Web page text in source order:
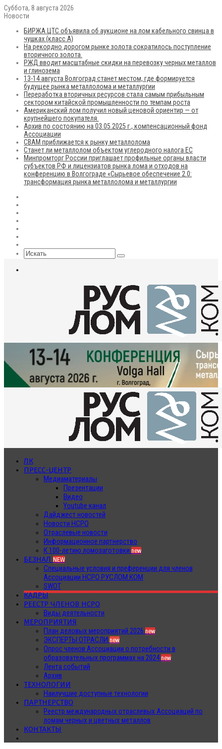
Суббота, 8 августа 2026
Новости
БИРЖА ЦТС объявила об аукционе на лом кабельного свинца в
чушках (класс А)
На рекордно дорогом рынке золота сократилось поступление
вторичного золота.
РЖД вводит масштабные скидки на перевозку черных металлов
и глинозема
13-14 августа Волгоград станет местом, где формируется
будущее рынка металлолома и металлургии
Переработка вторичных ресурсов стала самым прибыльным
сектором китайской промышленности по темпам роста
Американский лом получил новый ценовой ориентир — от
крупнейшего покупателя.
Архив по состоянию на 03.05.2025 г., компенсационный фонд
Ассоциации
CBAM приближается к рынку металлолома
Станет ли металлолом объектом углеродного налога ЕС
Минпромторг России приглашает профильные органы власти
субъектов РФ и лицензиатов рынка лома и отходов на
конференцию в Волгограде «Сырьевое обеспечение 2.0:
трансформация рынка металлолома и металлургии
Искать
ЛК
ПРЕСС-ЦЕНТР
Медиаматериалы
Презентации
Видео
Youtube канал
Дайджест новостей
Новости НСРО
Отраслевые новости
Информационное партнерство
К 100-летию ломозаготовки new
БЕЗНАЛ NEW
Специальные условия и преференции для членов
Ассоциации НСРО РУСЛОМ.КОМ
SWOT
КАДРЫ
РЕЕСТР ЧЛЕНОВ НСРО
Виды деятельности
МЕРОПРИЯТИЯ
План деловых мероприятий 2026 new
ЭКСПЕРТЫ ОТРАСЛИ new
Опрос членов Ассоциации о потребности в
образовательных программах на 2024new
Лента событий
Архив
ТЕХНОЛОГИИ
Наилучшие доступные технологии
ПАРТНЕРСТВО
Реестр международных отраслевых Ассоциаций по
ломам черных и цветных металлов
КОНТАКТЫ